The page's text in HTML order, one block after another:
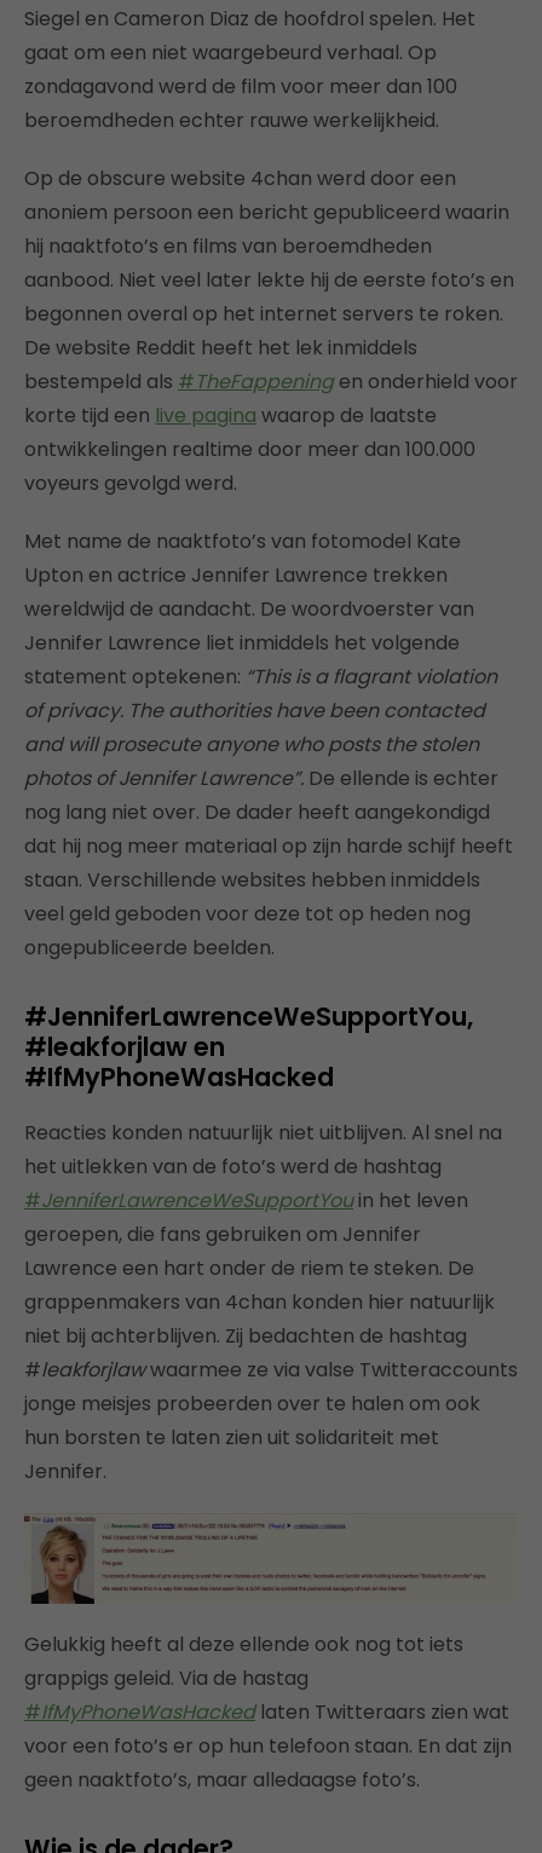
Siegel en Cameron Diaz de hoofdrol spelen. Het
gaat om een niet waargebeurd verhaal. Op
zondagavond werd de film voor meer dan 100
beroemdheden echter rauwe werkelijkheid.
Op de obscure website 4chan werd door een
anoniem persoon een bericht gepubliceerd waarin
hij naaktfoto’s en films van beroemdheden
aanbood. Niet veel later lekte hij de eerste foto’s en
begonnen overal op het internet servers te roken.
De website Reddit heeft het lek inmiddels
bestempeld als #TheFappeningen onderhield voor
korte tijd een live pagina waarop de laatste
ontwikkelingen realtime door meer dan 100.000
voyeurs gevolgd werd.
Met name de naaktfoto’s van fotomodel Kate
Upton en actrice Jennifer Lawrence trekken
wereldwijd de aandacht. De woordvoerster van
Jennifer Lawrence liet inmiddels het volgende
statement optekenen: “This is a flagrant violation
of privacy. The authorities have been contacted
and will prosecute anyone who posts the stolen
photos of Jennifer Lawrence”. De ellende is echter
nog lang niet over. De dader heeft aangekondigd
dat hij nog meer materiaal op zijn harde schijf heeft
staan. Verschillende websites hebben inmiddels
veel geld geboden voor deze tot op heden nog
ongepubliceerde beelden.
#JenniferLawrenceWeSupportYou,
#leakforjlaw en
#IfMyPhoneWasHacked
Reacties konden natuurlijk niet uitblijven. Al snel na
het uitlekken van de foto’s werd de hashtag
#JenniferLawrenceWeSupportYouin het leven
geroepen, die fans gebruiken om Jennifer
Lawrence een hart onder de riem te steken. De
grappenmakers van 4chan konden hier natuurlijk
niet bij achterblijven. Zij bedachten de hashtag
#leakforjlawwaarmee ze via valse Twitteraccounts
jonge meisjes probeerden over te halen om ook
hun borsten te laten zien uit solidariteit met
Jennifer.
Gelukkig heeft al deze ellende ook nog tot iets
grappigs geleid. Via de hastag
#IfMyPhoneWasHacked laten Twitteraars zien wat
voor een foto’s er op hun telefoon staan. En dat zijn
geen naaktfoto’s, maar alledaagse foto’s.